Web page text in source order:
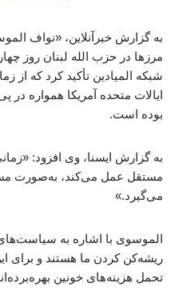
به گزارش خبرآنلاین، «نواف
مرزها در حزب ‌الله لبنان روز
شبکه المیادین تأکید کرد که از
ایالات متحده آمریکا همواره
بوده است.
به گزارش ایسنا، وی افزود:
مستقل عمل می‌کند، به‌صورت
می‌گیرد.»
الموسوی با اشاره به سیاست‌های
ریشه‌کن کردن ما هستند و برای
تحمل هزینه‌های خونین